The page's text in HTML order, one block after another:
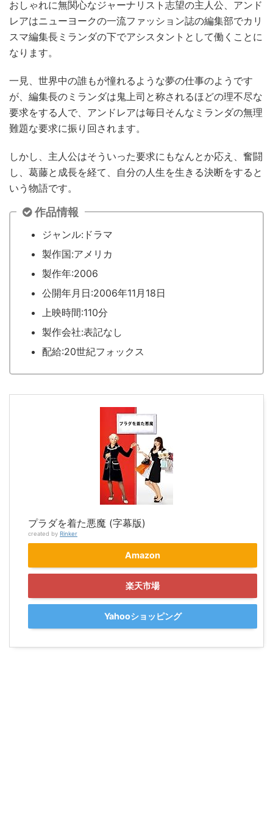
おしゃれに無関心なジャーナリスト志望の主人公、アンド
レアはニューヨークの一流ファッション誌の編集部でカリ
スマ編集長ミランダの下でアシスタントとして働くことに
なります。
一見、世界中の誰もが憧れるような夢の仕事のようです
が、編集長のミランダは鬼上司と称されるほどの理不尽な
要求をする人で、アンドレアは毎日そんなミランダの無理
難題な要求に振り回されます。
しかし、主人公はそういった要求にもなんとか応え、奮闘
し、葛藤と成長を経て、自分の人生を生きる決断をすると
いう物語です。
作品情報
ジャンル:ドラマ
製作国:アメリカ
製作年:2006
公開年月日:2006年11月18日
上映時間:110分
製作会社:表記なし
配給:20世紀フォックス
プラダを着た悪魔 (字幕版)
created by Rinker
Amazon
楽天市場
Yahooショッピング